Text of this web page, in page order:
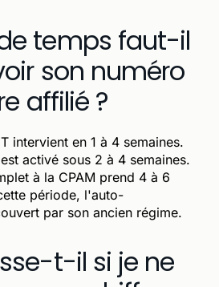
temps faut-il
son numéro
affilié ?
intervient en 1 à 4 semaines.
activé sous 2 à 4 semaines.
à la CPAM prend 4 à 6
période, l'auto-
par son ancien régime.
t-il si je ne